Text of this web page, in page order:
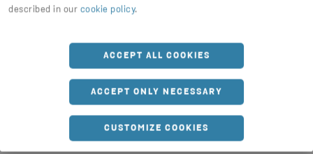
described in our cookie policy.
ACCEPT ALL COOKIES
ACCEPT ONLY NECESSARY
CUSTOMIZE COOKIES
TRANSPORT
Transporten står for en stor del af CO2-
emissionerne i affaldshåndteringen.
Det er flere steder muligt at vælge drivmiddel